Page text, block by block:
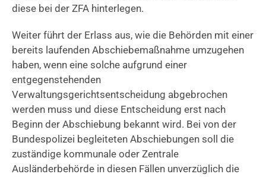
diese bei der ZFA hinterlegen.
Weiter führt der Erlass aus, wie die Behörden mit einer
bereits laufenden Abschiebemaßnahme umzugehen
haben, wenn eine solche aufgrund einer
entgegenstehenden
Verwaltungsgerichtsentscheidung abgebrochen
werden muss und diese Entscheidung erst nach
Beginn der Abschiebung bekannt wird. Bei von der
Bundespolizei begleiteten Abschiebungen soll die
zuständige kommunale oder Zentrale
Ausländerbehörde in diesen Fällen unverzüglich die